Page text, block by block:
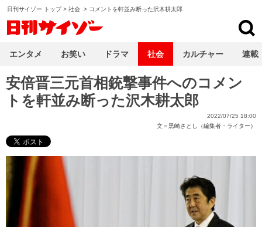
日刊サイゾー トップ> 社会 > コメントを軒並み断った沢木耕太郎
安倍晋三元首相銃撃事件へのコメン
トを軒並み断った沢木耕太郎
2022/07/25 18:00
文＝黒崎さとし（編集者・ライター）
エンタメ お笑い ドラマ 社会 カルチャー 連載